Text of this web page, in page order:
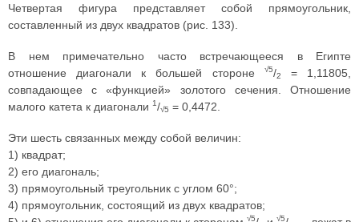
Четвертая фигура представляет собой прямоугольник,
составленный из двух квадратов (рис. 133).
В нем примечательно часто встречающееся в Египте
отношение диагонали к большей стороне
√5/2
= 1,11805,
совпадающее с «функцией» золотого сечения. Отношение
малого катета к диагонали 1/√5 = 0,4472.
Эти шесть связанных между собой величин:
1) квадрат;
2) его диагональ;
3) прямоугольный треугольник с углом 60°;
4) прямоугольник, состоящий из двух квадратов;
√5 √5